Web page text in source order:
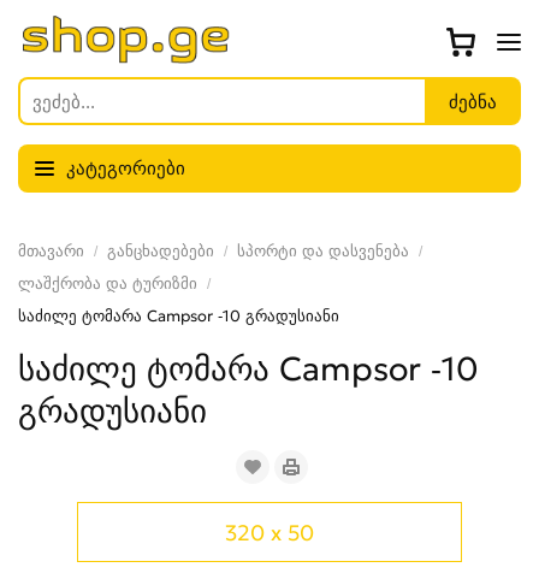
კატეგორიები
მთავარი განცხადებები
სპორტი და დასვენება
ლაშქრობა და ტურიზმი
საძილე ტომარა Campsor -10 გრადუსიანი
საძილე ტომარა Campsor -10
გრადუსიანი
320 x 50